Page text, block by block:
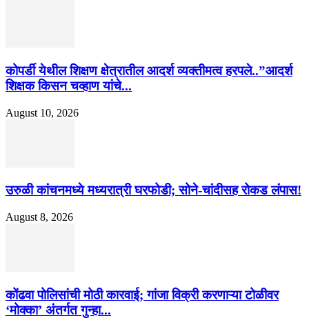
कोपर्डी येथील शिक्षण क्षेत्रातील आदर्श व्यक्तीमत्व हरपले..”आदर्श
शिक्षक किसन चव्हाण यांचे...
August 10, 2026
उरुळी कांचनमध्ये मध्यरात्री घरफोडी; सोने-चांदीसह रोकड लंपास!
August 8, 2026
कोंढवा पोलिसांची मोठी कारवाई; गांजा विक्री करणाऱ्या टोळीवर
‘मोक्का’ अंतर्गत गुन्हा...